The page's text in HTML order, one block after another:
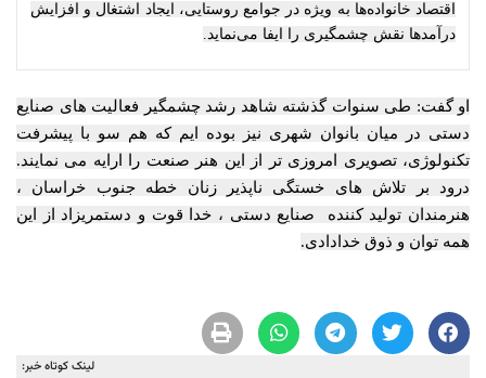
اقتصاد خانواده‌ها به ویژه در جوامع روستایی، ایجاد اشتغال و افزایش
درآمدها نقش چشمگیری را ایفا می‌نماید.
او گفت: طی سنوات گذشته شاهد رشد چشمگیر فعالیت های صنایع
دستی در میان بانوان شهری نیز بوده ایم که هم سو با پیشرفت
تکنولوژی، تصویری امروزی تر از این هنر صنعت را ارایه می نمایند.
درود بر تلاش های خستگی ناپذیر زنان خطه جنوب خراسان ،
هنرمندان تولید کننده صنایع دستی ، خدا قوت و دستمریزاد از این
همه توان و ذوق خدادادی.
لینک کوتاه خبر: